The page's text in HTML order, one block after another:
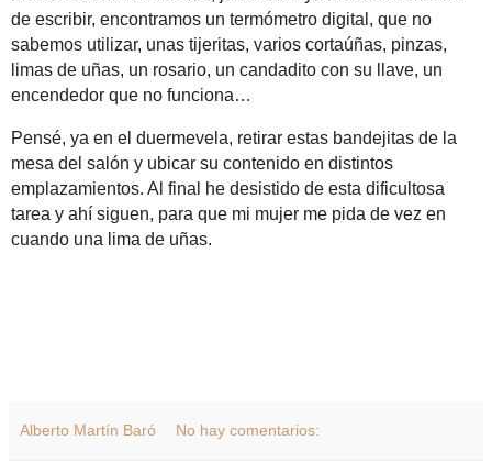
de escribir, encontramos un termómetro digital, que no
sabemos utilizar, unas tijeritas, varios cortaúñas, pinzas,
limas de uñas, un rosario, un candadito con su llave, un
encendedor que no funciona…
Pensé, ya en el duermevela, retirar estas bandejitas de la
mesa del salón y ubicar su contenido en distintos
emplazamientos. Al final he desistido de esta dificultosa
tarea y ahí siguen, para que mi mujer me pida de vez en
cuando una lima de uñas.
Alberto Martín Baró No hay comentarios: